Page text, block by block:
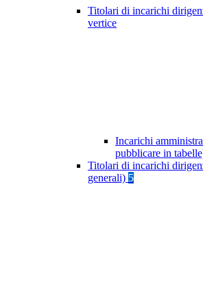
Titolari di incarichi
vertice
Incarichi
pubblicare in
Titolari di incarichi
generali) 5